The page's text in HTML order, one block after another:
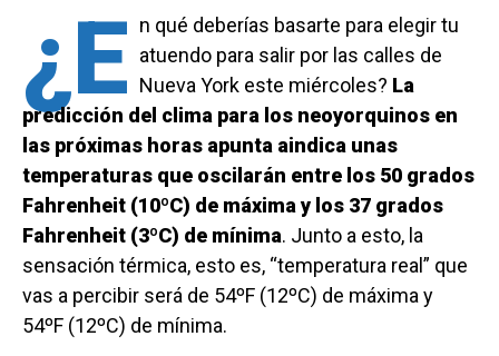
¿E n qué deberías basarte para elegir tu
atuendo para salir por las calles de
Nueva York este miércoles? La
predicción del clima para los neoyorquinos en
las próximas horas apunta aindica unas
temperaturas que oscilarán entre los 50 grados
Fahrenheit (10ºC) de máxima y los 37 grados
Fahrenheit (3ºC) de mínima. Junto a esto, la
sensación térmica, esto es, “temperatura real” que
vas a percibir será de 54ºF (12ºC) de máxima y
54ºF (12ºC) de mínima.